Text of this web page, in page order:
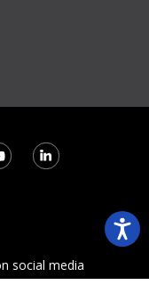
social media